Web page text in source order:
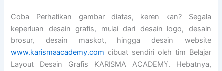
Coba Perhatikan gambar diatas, keren kan? Segala
keperluan desain grafis, mulai dari desain logo, desain
brosur, desain maskot, hingga desain website
www.karismaacademy.com dibuat sendiri oleh tim Belajar
Layout Desain Grafis KARISMA ACADEMY. Hebatnya,